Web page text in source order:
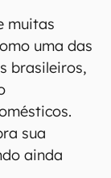
muitas
uma das
brasileiros,
sua
ainda